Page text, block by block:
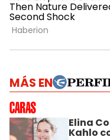
MÁS EN
Elina
Kahlo